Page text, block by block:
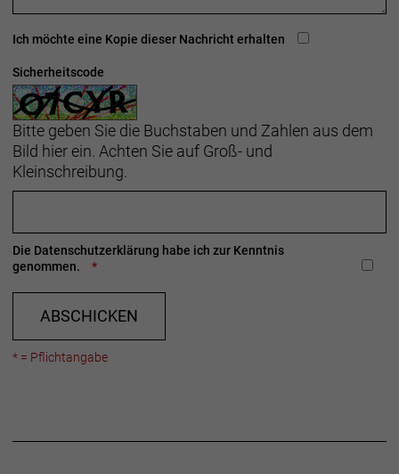
Ich möchte eine Kopie dieser Nachricht erhalten
Sicherheitscode
Bitte geben Sie die Buchstaben und Zahlen aus dem
Bild hier ein. Achten Sie auf Groß- und
Kleinschreibung.
Die Datenschutzerklärung habe ich zur Kenntnis
genommen.
ABSCHICKEN
* = Pflichtangabe